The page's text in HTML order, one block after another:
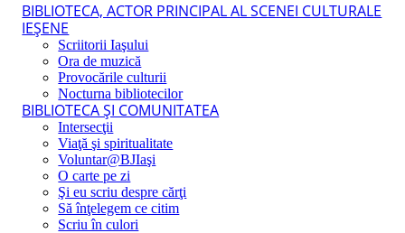
BIBLIOTECA, ACTOR PRINCIPAL AL SCENEI CULTURALE
IEŞENE
Scriitorii Iaşului
Ora de muzică
Provocările culturii
Nocturna bibliotecilor
BIBLIOTECA ŞI COMUNITATEA
Intersecţii
Viaţă şi spiritualitate
Voluntar@BJIaşi
O carte pe zi
Şi eu scriu despre cărţi
Să înţelegem ce citim
Scriu în culori